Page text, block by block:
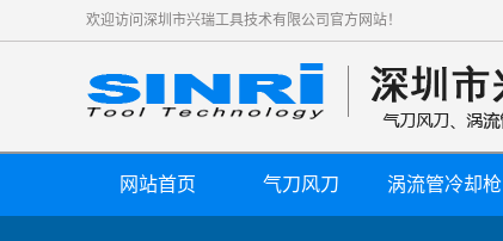
欢迎访问深圳市兴瑞工具技术有限公司官方网站！
网站首页 气刀风刀 涡流管冷却枪